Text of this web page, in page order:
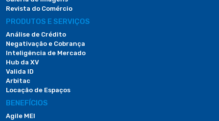
Revista do Comércio
PRODUTOS E SERVIÇOS
Análise de Crédito
Negativação e Cobrança
Inteligência de Mercado
Hub da XV
Valida ID
Arbitac
Locação de Espaços
BENEFÍCIOS
Agile MEI